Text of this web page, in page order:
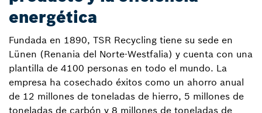
energética
Fundada en 1890, TSR Recycling tiene su sede en
Lünen (Renania del Norte-Westfalia) y cuenta con una
plantilla de 4100 personas en todo el mundo. La
empresa ha cosechado éxitos como un ahorro anual
de 12 millones de toneladas de hierro, 5 millones de
toneladas de carbón y 8 millones de toneladas de